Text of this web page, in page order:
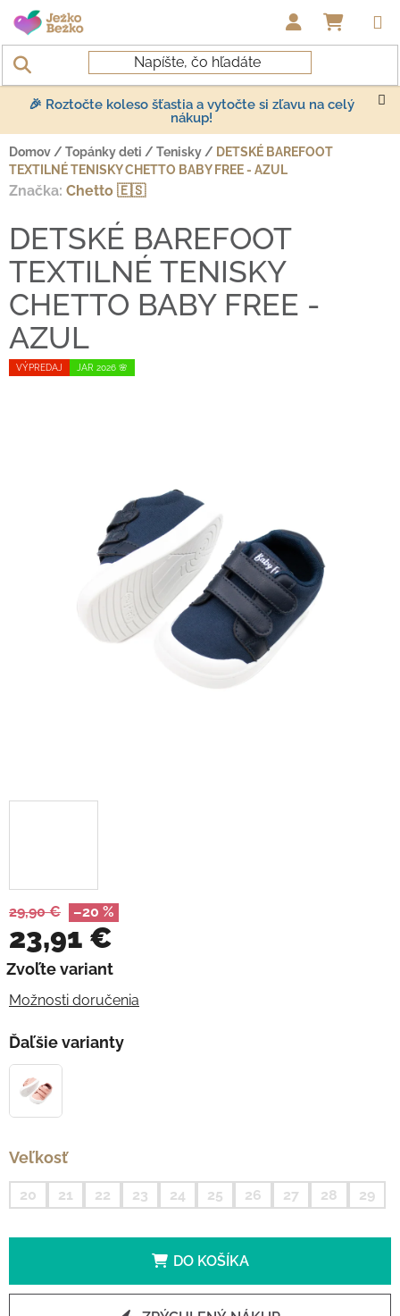
Prejsť na obsah
🎉 Roztočte koleso šťastia a vytočte si zľavu na celý
nákup!
Domov / Topánky deti / Tenisky / DETSKÉ BAREFOOT
TEXTILNÉ TENISKY CHETTO BABY FREE - AZUL
29,90 € –20 %
23,91 €
Jednotková cena:
Zvoľte variant
Možnosti doručenia
Ďaľšie varianty
Veľkosť
20 21 22 23 24 25 26 27 28 29
DO KOŠÍKA
VÝPREDAJ JAR 2026 🌸
DETSKÉ BAREFOOT
TEXTILNÉ TENISKY
CHETTO BABY FREE -
AZUL
Značka: Chetto 🇪🇸